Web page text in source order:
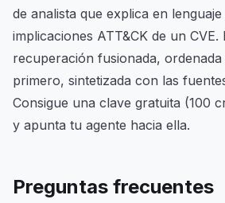
de analista que explica en
implicaciones ATT&CK de un
recuperación fusionada,
primero, sintetizada con las
Consigue una clave gratuita (100
y apunta tu agente hacia ella.
Preguntas frecuentes